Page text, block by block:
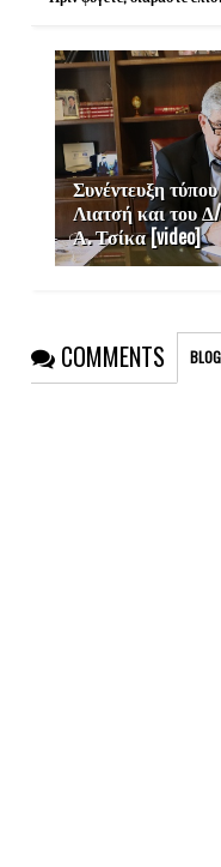
Συνέντευξη
Λιατσή και του
Α. Τσίκα [video]
COMMENTS